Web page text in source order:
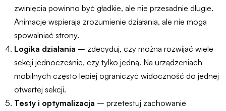
zwinięcia powinno być gładkie, ale nie przesadnie długie.
Animacje wspierają zrozumienie działania, ale nie mogą
spowalniać strony.
Logika działania – zdecyduj, czy można rozwijać wiele
sekcji jednocześnie, czy tylko jedną. Na urządzeniach
mobilnych często lepiej ograniczyć widoczność do jednej
otwartej sekcji.
Testy i optymalizacja – przetestuj zachowanie